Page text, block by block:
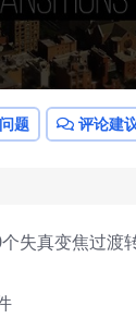
Video
题 评论建
失真变焦过渡